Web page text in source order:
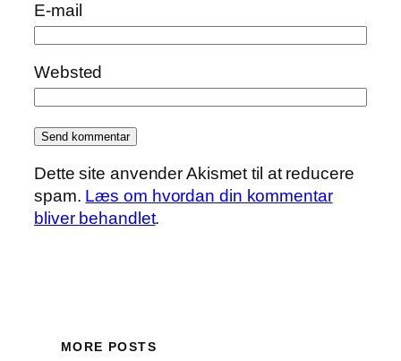
E-mail
Websted
Dette site anvender Akismet til at reducere
spam. Læs om hvordan din kommentar
bliver behandlet.
MORE POSTS